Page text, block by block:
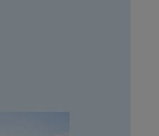
için mevcut insülin
doğal
olduğuna